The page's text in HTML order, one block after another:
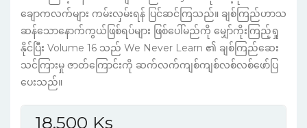
ချောကလက်များ ကမ်းလှမ်းရန် ပြင်ဆင်ကြသည်။ ချစ်ကြည်ဟာသ
ဆန်သောနောက်ကွယ်ဖြစ်ရပ်များ ဖြစ်ပေါ်မည်ကို မျှော်ကိုးကြည့်ရှု
နိုင်ပြီး Volume 16 သည် We Never Learn ၏ ချစ်ကြည်ဆေး
သင်ကြားမှု ဇာတ်ကြောင်းကို ဆက်လက်ကျစ်ကျစ်လစ်လစ်ဖော်ပြ
ပေးသည်။
18,500 Ks